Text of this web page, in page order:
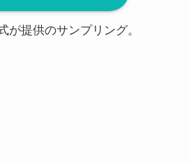
が提供のサンプリング。